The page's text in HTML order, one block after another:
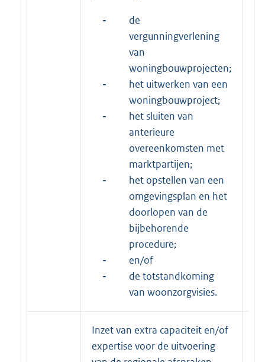
-
de
vergunningverlening
van
woningbouwprojecten;
-
het uitwerken van een
woningbouwproject;
-
het sluiten van
anterieure
overeenkomsten met
marktpartijen;
-
het opstellen van een
omgevingsplan en het
doorlopen van de
bijbehorende
procedure;
-
en/of
-
de totstandkoming
van woonzorgvisies.
Inzet van extra capaciteit en/of
expertise voor de uitvoering